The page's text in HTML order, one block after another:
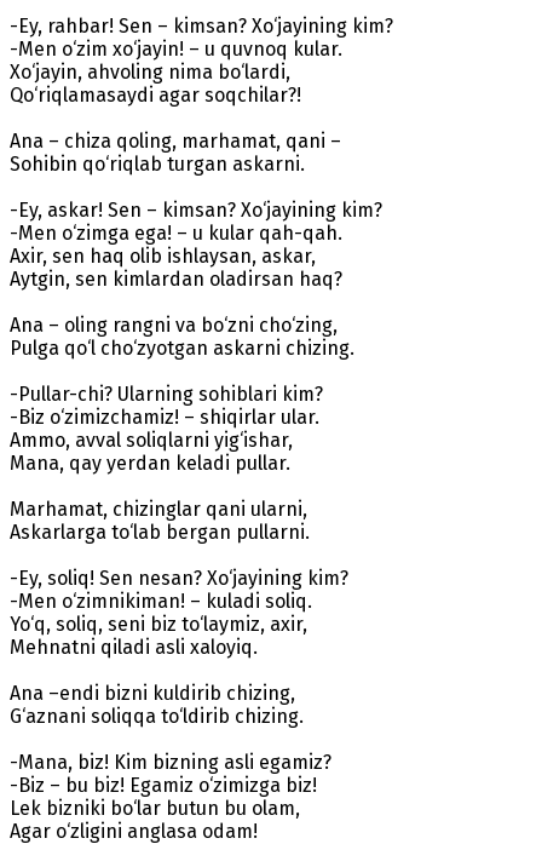
-Ey, rahbar! Sen – kimsan? Xo‘jayining kim?
-Men o‘zim xo‘jayin! – u quvnoq kular.
Xo‘jayin, ahvoling nima bo‘lardi,
Qo‘riqlamasaydi agar soqchilar?!
Ana – chiza qoling, marhamat, qani –
Sohibin qo‘riqlab turgan askarni.
-Ey, askar! Sen – kimsan? Xo‘jayining kim?
-Men o‘zimga ega! – u kular qah-qah.
Axir, sen haq olib ishlaysan, askar,
Aytgin, sen kimlardan oladirsan haq?
Ana – oling rangni va bo‘zni cho‘zing,
Pulga qo‘l cho‘zyotgan askarni chizing.
-Pullar-chi? Ularning sohiblari kim?
-Biz o‘zimizchamiz! – shiqirlar ular.
Ammo, avval soliqlarni yig‘ishar,
Mana, qay yerdan keladi pullar.
Marhamat, chizinglar qani ularni,
Askarlarga to‘lab bergan pullarni.
-Ey, soliq! Sen nesan? Xo‘jayining kim?
-Men o‘zimnikiman! – kuladi soliq.
Yo‘q, soliq, seni biz to‘laymiz, axir,
Mehnatni qiladi asli xaloyiq.
Ana –endi bizni kuldirib chizing,
G‘aznani soliqqa to‘ldirib chizing.
-Mana, biz! Kim bizning asli egamiz?
-Biz – bu biz! Egamiz o‘zimizga biz!
Lek bizniki bo‘lar butun bu olam,
Agar o‘zligini anglasa odam!